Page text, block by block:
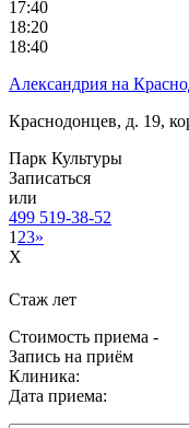
17:40
18:20
18:40
Александрия на
Краснодонцев, д. 19,
Парк Культуры
Записаться
или
499 519-38-52
1 23»
X
Стаж лет
Стоимость приема -
Запись на приём
Клиника:
Дата приема: